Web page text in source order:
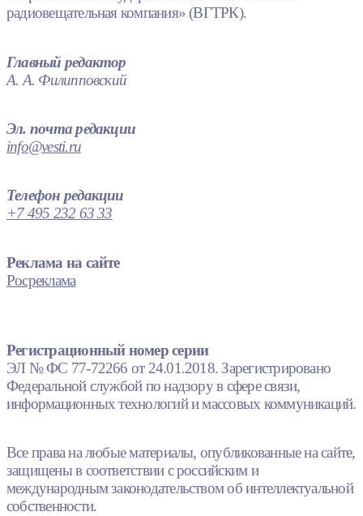
радиовещательная компания» (ВГТРК).
Главный редактор
А. А. Филипповский
Эл. почта редакции
info@vesti.ru
Телефон редакции
+7 495 232 63 33
Реклама на сайте
Росреклама
Регистрационный номер серии
ЭЛ № ФС 77-72266 от 24.01.2018. Зарегистрировано
Федеральной службой по надзору в сфере связи,
информационных технологий и массовых коммуникаций.
Все права на любые материалы, опубликованные на сайте,
защищены в соответствии с российским и
международным законодательством об интеллектуальной
собственности.